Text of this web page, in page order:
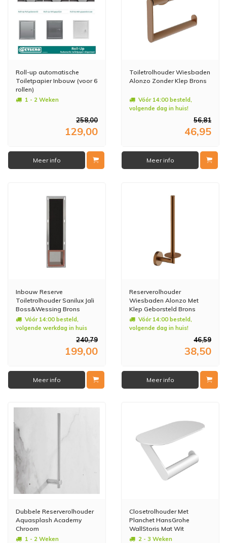
Roll-up automatische
Toiletpapier Inbouw (voor 6
rollen)
1 - 2 Weken
258,00
129,00
Meer info
Toiletrolhouder Wiesbaden
Alonzo Zonder Klep Brons
Vóór 14:00 besteld,
volgende dag in huis!
56,81
46,95
Meer info
Inbouw Reserve
Toiletrolhouder Sanilux Jali
Boss&Wessing Brons
Vóór 14:00 besteld,
volgende werkdag in huis
240,79
199,00
Meer info
Reserverolhouder
Wiesbaden Alonzo Met
Klep Geborsteld Brons
KoperVóór 14:00 besteld,
volgende dag in huis!
46,59
38,50
Meer info
Dubbele Reserverolhouder
Aquasplash Academy
Chroom
1 - 2 Weken
Closetrolhouder Met
Planchet HansGrohe
WallStoris Mat Wit
2 - 3 Weken